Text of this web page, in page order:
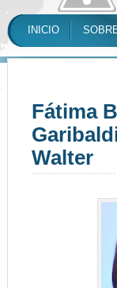
INICIO
Fátima
Walter